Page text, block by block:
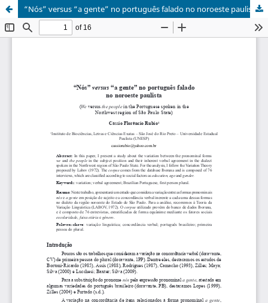
“Nós” versus “a gente” no português falado no noroeste paulista